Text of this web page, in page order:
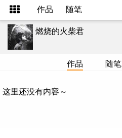
作品 随笔
燃烧的火柴君
作品 随笔
这里还没有内容～